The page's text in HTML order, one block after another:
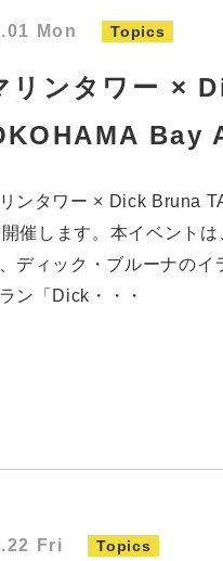
Mon Topics
リンタワー ×
Bay
リンタワー × Dick Bruna
催します。本イベント
ディック・ブルーナの
ン「Dick・・・
Fri Topics